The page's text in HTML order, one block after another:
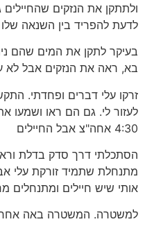
ולתתקן את הנזקים
לדעת להפריד בין השנאה
בא, ראה את הנזקים אבל לא
זרקו עלי דברים ופחדתי.
לעזור לי. גם הם ראו ושמעו
4:30 אחה"צ אבל החיילים
הסתכלתי דרך סדק בדלת
מתנחלת שתמיד זורקת עלי
אותי שיש חיילים ומתנחלים
למשטרה. המשטרה באה אחרי